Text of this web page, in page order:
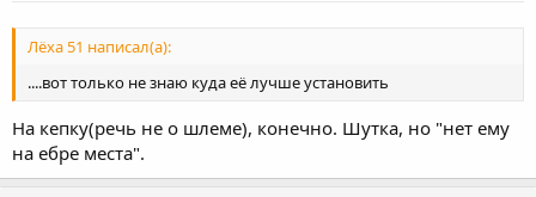
Лёха 51 написал(а):
....вот только не знаю куда её лучше установить
На кепку(речь не о шлеме), конечно. Шутка, но "нет ему
на ебре места".